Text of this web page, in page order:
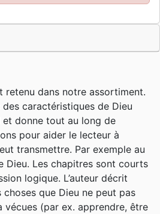
retenu dans notre assortiment.
des caractéristiques de Dieu
et donne tout au long de
pour aider le lecteur à
transmettre. Par exemple au
Dieu. Les chapitres sont courts
logique. L’auteur décrit
que Dieu ne peut pas
vécues (par ex. apprendre, être